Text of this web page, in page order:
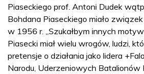
Piaseckiego prof. Antoni Dudek
Bohdana Piaseckiego miało
w 1956 r. „Szukałbym innych
Piasecki miał wielu wrogów, ludzi,
pretensje o działania jako lidera
Narodu, Uderzeniowych Batalionów